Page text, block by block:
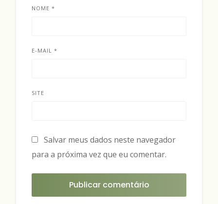
NOME *
E-MAIL *
SITE
Salvar meus dados neste navegador
para a próxima vez que eu comentar.